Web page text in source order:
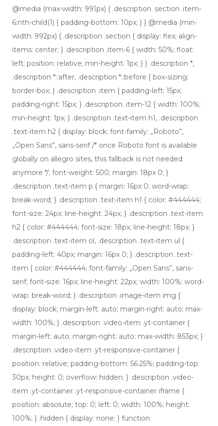
@media (max-width: 991px) { .description .section .item-
6:nth-child(1) { padding-bottom: 10px; } } @media (min-
width: 992px) { .description .section { display: flex; align-
items: center; } .description .item-6 { width: 50%; float:
left; position: relative; min-height: 1px; } } .description *,
.description *::after, .description *::before { box-sizing:
border-box; } .description .item { padding-left: 15px;
padding-right: 15px; } .description .item-12 { width: 100%;
min-height: 1px; } .description .text-item h1, .description
.text-item h2 { display: block; font-family: „Roboto”,
„Open Sans”, sans-serif /* once Roboto font is available
globally on allegro sites, this fallback is not needed
anymore */; font-weight: 500; margin: 18px 0; }
.description .text-item p { margin: 16px 0; word-wrap:
break-word; } .description .text-item h1 { color: #444444;
font-size: 24px; line-height: 24px; } .description .text-item
h2 { color: #444444; font-size: 18px; line-height: 18px; }
.description .text-item ol, .description .text-item ul {
padding-left: 40px; margin: 16px 0; } .description .text-
item { color: #444444; font-family: „Open Sans”, sans-
serif; font-size: 16px; line-height: 22px; width: 100%; word-
wrap: break-word; } .description .image-item img {
display: block; margin-left: auto; margin-right: auto; max-
width: 100%; } .description .video-item .yt-container {
margin-left: auto; margin-right: auto; max-width: 853px; }
.description .video-item .yt-responsive-container {
position: relative; padding-bottom: 56.25%; padding-top:
30px; height: 0; overflow: hidden; } .description .video-
item .yt-container .yt-responsive-container iframe {
position: absolute; top: 0; left: 0; width: 100%; height:
100%; } .hidden { display: none; } function